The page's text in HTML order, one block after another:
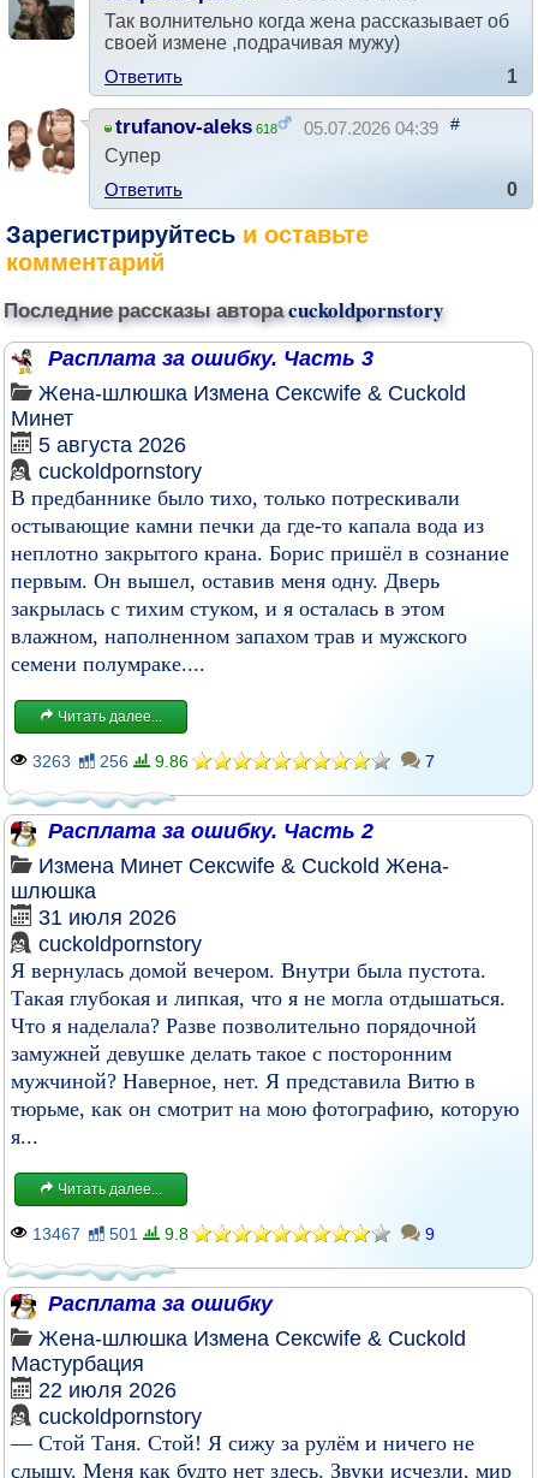
Так волнительно когда жена рассказывает об
своей измене ,подрачивая мужу)
Ответить
1
trufanov-aleks 618 05.07.2026 04:39 #
Супер
Ответить
0
Зарегистрируйтесь и оставьте
комментарий
Последние рассказы автораcuckoldpornstory
Расплата за ошибку. Часть 3
Жена-шлюшка Измена Сексwife & Cuckold
Минет
5 августа 2026
cuckoldpornstory
В предбаннике было тихо, только потрескивали
остывающие камни печки да где-то капала вода из
неплотно закрытого крана. Борис пришёл в сознание
первым. Он вышел, оставив меня одну. Дверь
закрылась с тихим стуком, и я осталась в этом
влажном, наполненном запахом трав и мужского
семени полумраке....
Читать далее...
3263 256 9.86 7
Расплата за ошибку. Часть 2
Измена Минет Сексwife & Cuckold Жена-
шлюшка
31 июля 2026
cuckoldpornstory
Я вернулась домой вечером. Внутри была пустота.
Такая глубокая и липкая, что я не могла отдышаться.
Что я наделала? Разве позволительно порядочной
замужней девушке делать такое с посторонним
мужчиной? Наверное, нет. Я представила Витю в
тюрьме, как он смотрит на мою фотографию, которую
я...
Читать далее...
13467 501 9.8 9
Расплата за ошибку
Жена-шлюшка Измена Сексwife & Cuckold
Мастурбация
22 июля 2026
cuckoldpornstory
— Стой Таня. Стой! Я сижу за рулём и ничего не
слышу. Меня как будто нет здесь. Звуки исчезли, мир